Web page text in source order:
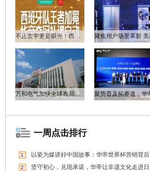
不止玄学更是眼光！西班牙队夺冠，华帝火速官宣启动兑奖福利
万和电气加快全球布局，海外营收占比升至四成
一周点击排行
1 以瓷为媒讲好中国故事：华帝世界杯营销背后
2 坚守初心，兑现承诺，华帝让非遗文化走进日